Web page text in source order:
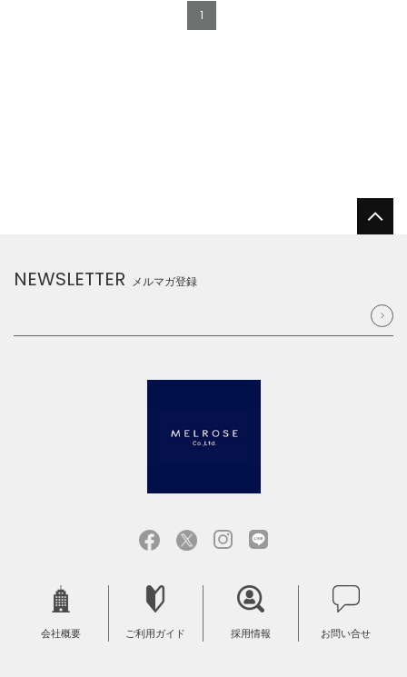
1
NEWSLETTER メルマガ登録
会社概要 ご利用ガイド 採用情報 お問い合せ